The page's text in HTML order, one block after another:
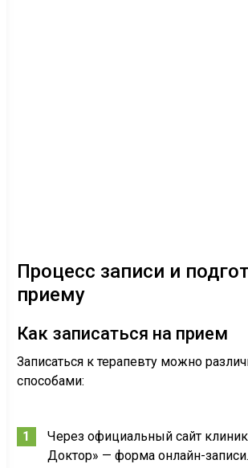
Процесс записи и
приему
Как записаться на прием
Записаться к терапевту можно
способами:
Через официальный сайт
Доктор» — форма онлайн-записи.